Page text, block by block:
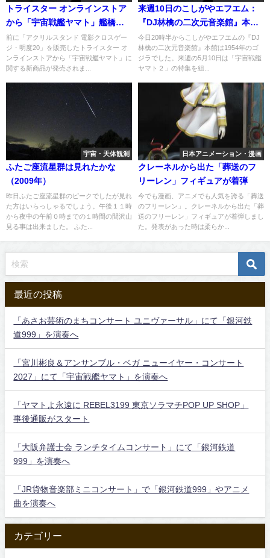
トライスター オンラインストア
から「宇宙戦艦ヤマト」艦橋部
レーダー置換パーツが発売へ
前に「アクリルスタンド 電影クロスゲー
ジ・明度20」を販売したトライスター オ
ンラインストアから「宇宙戦艦ヤマト」に
関する新商品が発売されま...
来週10日のこしがやエフエム：
『DJ林檎の二次元音楽館』本館
は「宇宙戦艦ヤマト２」特集を
放送予定
今日20時半からこしがやエフエムの『DJ
林檎の二次元音楽館』本館は1954年のゴ
ジラでした。来週の5月10日は「宇宙戦艦
ヤマト２」の特集を組...
宇宙・天体観測
ふたご座流星群は見れたかな
（2009年）
昨日ふたご座流星群のピークでしたが見れ
た方はいらっしゃるでしょう。午後１１時
から夜中の午前０時までの１時間の間沢山
見る事は出来ました。 ふた...
日本アニメーション・漫画
クレーネルから出た「葬送のフ
リーレン」フィギュアが着弾
今でも漫画、アニメでも人気を誇る「葬送
のフリーレン」。クレーネルから出た「葬
送のフリーレン」フィギュアが着弾しまし
た。発表があった時は柔らか...
最近の投稿
「あさお芸術のまちコンサート ユニヴァーサル」にて「銀河鉄
道999」を演奏へ
「宮川彬良＆アンサンブル・ベガ ニューイヤー・コンサート
2027」にて「宇宙戦艦ヤマト」を演奏へ
「ヤマトよ永遠に REBEL3199 東京ソラマチPOP UP SHOP」
事後通販がスタート
「大阪弁護士会 ランチタイムコンサート」にて「銀河鉄道
999」を演奏へ
「JR貨物音楽部ミニコンサート」で「銀河鉄道999」やアニメ
曲を演奏へ
カテゴリー